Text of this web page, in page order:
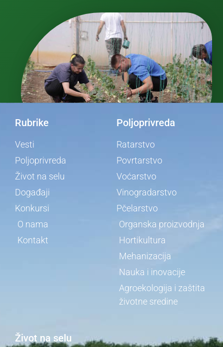
Rubrike
Vesti
Poljoprivreda
Život na selu
Događaji
Konkursi
O nama
Kontakt
Poljoprivreda
Ratarstvo
Povrtarstvo
Voćarstvo
Vinogradarstvo
Pčelarstvo
Organska proizvodnja
Hortikultura
Mehanizacija
Nauka i inovacije
Agroekologija i zaštita
životne sredine
Život na selu